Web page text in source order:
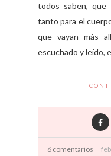
todos saben, que
tanto para el
que vayan más
escuchado y leído,
6 comentarios feb